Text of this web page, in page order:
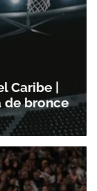
Caribe |
de bronce